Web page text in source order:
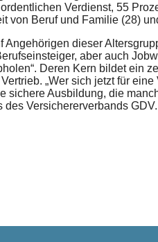
Verdienst, 55
von Beruf und Familie (28)
Angehörigen dieser
aber auch
Deren Kern bildet ein
„Wer sich jetzt für
sichere Ausbildung, die
Versichererverbands GDV.